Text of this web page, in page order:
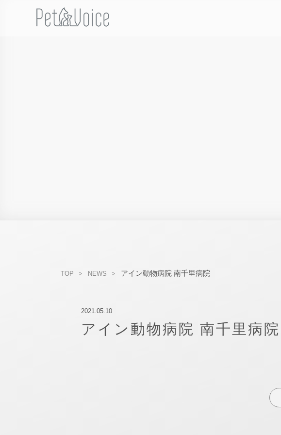
TOP NEWS アイン動物病院 南千里病院
2021.05.10
アイン動物病院 南千里病院